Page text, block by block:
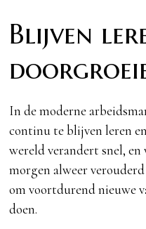
Blijven
In de moderne
continu te blijven leren
wereld verandert snel,
morgen alweer
om voortdurend nieuwe
doen.